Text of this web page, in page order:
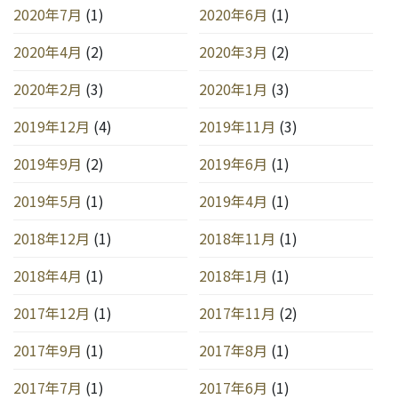
2020年7月 (1) 2020年6月 (1)
2020年4月 (2) 2020年3月 (2)
2020年2月 (3) 2020年1月 (3)
2019年12月 (4) 2019年11月 (3)
2019年9月 (2) 2019年6月 (1)
2019年5月 (1) 2019年4月 (1)
2018年12月 (1) 2018年11月 (1)
2018年4月 (1) 2018年1月 (1)
2017年12月 (1) 2017年11月 (2)
2017年9月 (1) 2017年8月 (1)
2017年7月 (1) 2017年6月 (1)